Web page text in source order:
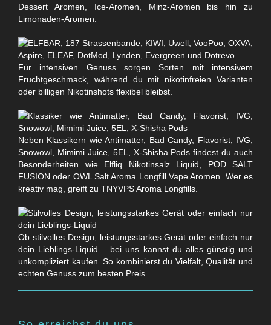
Dessert Aromen, Ice-Aromen, Minz-Aromen bis hin zu
Limonaden-Aromen.
Für intensiven Genuss sorgen Sorten mit intensivem
Fruchtgeschmack, während du mit nikotinfreien Varianten
oder billigen Nikotinshots flexibel bleibst.
Neben Klassikern wie Antimatter, Bad Candy, Flavorist, IVG,
Snowowl, Mimimi Juice, 5EL, X-Shisha Pods findest du auch
Besonderheiten wie Elfliq Nikotinsalz Liquid, POD SALT
FUSION oder OWL Salt Aroma Longfill Vape Aromen. Wer es
kreativ mag, greift zu TNYVPS Aroma Longfills.
Ob stilvolles Design, leistungsstarkes Gerät oder einfach nur
dein Lieblings-Liquid – bei uns kannst du alles günstig und
unkompliziert kaufen. So kombinierst du Vielfalt, Qualität und
echten Genuss zum besten Preis.